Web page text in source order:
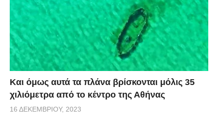
Και όμως αυτά τα πλάνα βρίσκονται μόλις 35
χιλιόμετρα από το κέντρο της Αθήνας
16 ΔΕΚΕΜΒΡΊΟΥ, 2023